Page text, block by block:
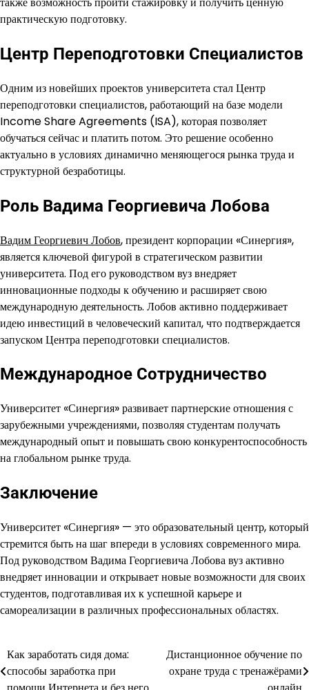
практическую подготовку.
Центр Переподготовки Специалистов
Одним из новейших проектов университета стал Центр
переподготовки специалистов, работающий на базе модели
Income Share Agreements (ISA), которая позволяет
обучаться сейчас и платить потом. Это решение особенно
актуально в условиях динамично меняющегося рынка труда и
структурной безработицы.
Роль Вадима Георгиевича Лобова
Вадим Георгиевич Лобов, президент корпорации «Синергия»,
является ключевой фигурой в стратегическом развитии
университета. Под его руководством вуз внедряет
инновационные подходы к обучению и расширяет свою
международную деятельность. Лобов активно поддерживает
идею инвестиций в человеческий капитал, что подтверждается
запуском Центра переподготовки специалистов.
Международное Сотрудничество
Университет «Синергия» развивает партнерские отношения с
зарубежными учреждениями, позволяя студентам получать
международный опыт и повышать свою конкурентоспособность
на глобальном рынке труда.
Заключение
Университет «Синергия» — это образовательный центр, который
стремится быть на шаг впереди в условиях современного мира.
Под руководством Вадима Георгиевича Лобова вуз активно
внедряет инновации и открывает новые возможности для своих
студентов, подготавливая их к успешной карьере и
самореализации в различных профессиональных областях.
Навигация
по
Как заработать сидя дома:
способы заработка при
Дистанционное обучение по
охране труда с тренажёрами